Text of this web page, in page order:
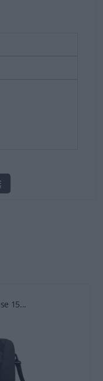
15...